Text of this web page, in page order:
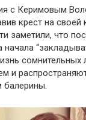
с Керимовым
крест на своей
заметили, что
и
балерины.